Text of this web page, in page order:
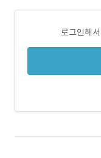
로그인해